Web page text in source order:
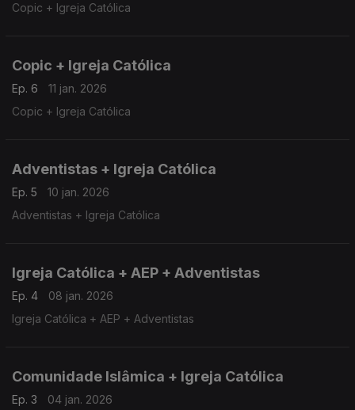
Copic + Igreja Católica
Copic + Igreja Católica
Ep. 6
11 jan. 2026
Copic + Igreja Católica
Adventistas + Igreja Católica
Ep. 5
10 jan. 2026
Adventistas + Igreja Católica
Igreja Católica + AEP + Adventistas
Ep. 4
08 jan. 2026
Igreja Católica + AEP + Adventistas
Comunidade Islâmica + Igreja Católica
Ep. 3
04 jan. 2026